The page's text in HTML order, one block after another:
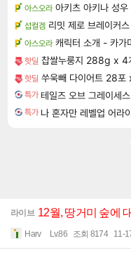
아스오라 아키츠 아키나 성
섭컬겜 리밋 제로 브레이커
아스오라 캐릭터 소개 - 카가
핫딜 찹쌀누룽지 288g x 4
핫딜 쑤욱빼 다이어트 28포
특가
특가
라이브 12월, 땅거미 숲에
Harv Lv.86 조회 8174 11-